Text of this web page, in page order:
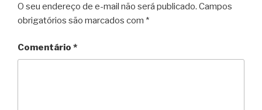
O seu endereço de e-mail não será publicado. Campos
obrigatórios são marcados com *
Comentário *